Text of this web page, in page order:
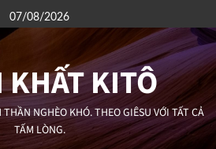
07/08/2026
KHẤT KITÔ
NGHÈO KHÓ. THEO GIÊSU VỚI TẤT CẢ
TẤM LÒNG.